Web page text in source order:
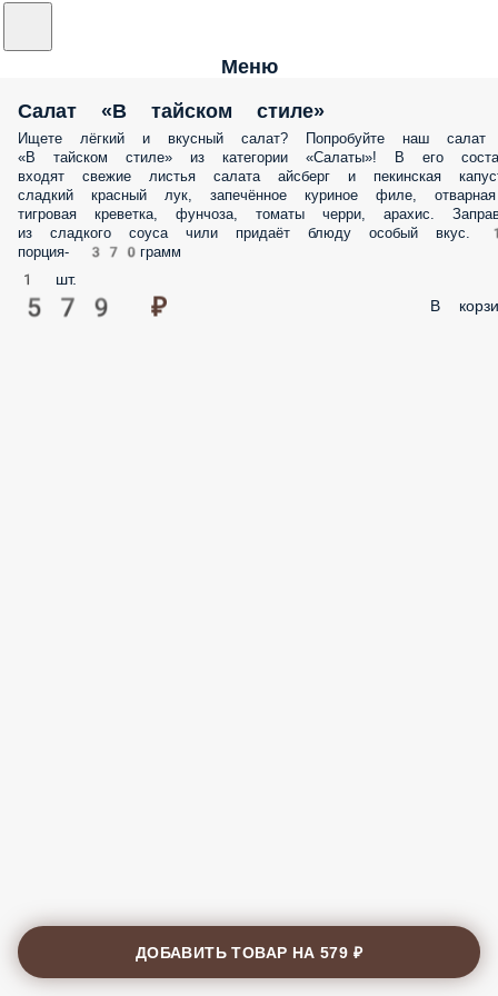
Меню
Салат «В тайском стиле»
Ищете лёгкий и вкусный салат? Попробуйте наш салат
«В тайском стиле» из категории «Салаты»! В его
входят свежие листья салата айсберг и пекинская
сладкий красный лук, запечённое куриное филе, отварная
тигровая креветка, фунчоза, томаты черри, арахис.
из сладкого соуса чили придаёт блюду особый вкус.
порция- 370грамм
1 шт.
579 ₽ В
ДОБАВИТЬ ТОВАР НА579 ₽